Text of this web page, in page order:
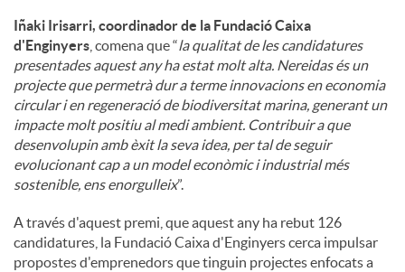
Iñaki Irisarri, coordinador de la Fundació Caixa
d'Enginyers , comena que “la qualitat de les candidatures
presentades aquest any ha estat molt alta. Nereidas és un
projecte que permetrà dur a terme innovacions en economia
circular i en regeneració de biodiversitat marina, generant un
impacte molt positiu al medi ambient. Contribuir a que
desenvolupin amb èxit la seva idea, per tal de seguir
evolucionant cap a un model econòmic i industrial més
sostenible, ens enorgulleix”.
A través d'aquest premi, que aquest any ha rebut 126
candidatures, la Fundació Caixa d'Enginyers cerca impulsar
propostes d'emprenedors que tinguin projectes enfocats a